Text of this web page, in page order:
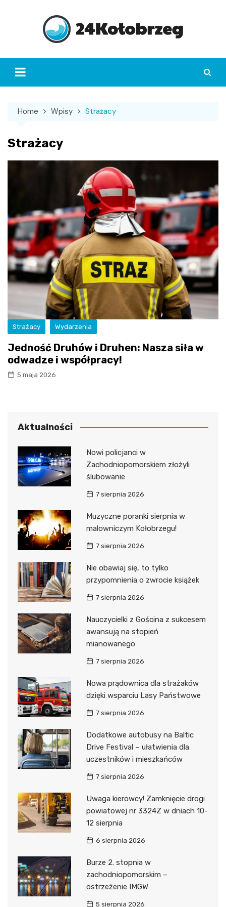
Home Wpisy Strażacy
Strażacy
Strażacy Wydarzenia
Jedność Druhów i Druhen: Nasza siła w
odwadze i współpracy!
5 maja 2026
Aktualności
Nowi policjanci w
Zachodniopomorskiem złożyli
ślubowanie
7 sierpnia 2026
Muzyczne poranki sierpnia w
malowniczym Kołobrzegu!
7 sierpnia 2026
Nie obawiaj się, to tylko
przypomnienia o zwrocie książek
7 sierpnia 2026
Nauczycielki z Gościna z sukcesem
awansują na stopień
mianowanego
7 sierpnia 2026
Nowa prądownica dla strażaków
dzięki wsparciu Lasy Państwowe
7 sierpnia 2026
Dodatkowe autobusy na Baltic
Drive Festival – ułatwienia dla
uczestników i mieszkańców
7 sierpnia 2026
Uwaga kierowcy! Zamknięcie drogi
powiatowej nr 3324Z w dniach 10-
12 sierpnia
6 sierpnia 2026
Burze 2. stopnia w
zachodniopomorskim –
ostrzeżenie IMGW
5 sierpnia 2026